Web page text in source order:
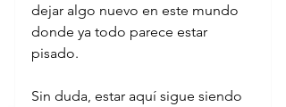
dejar algo nuevo en este mundo
donde ya todo parece estar
pisado.
Sin duda, estar aquí sigue siendo